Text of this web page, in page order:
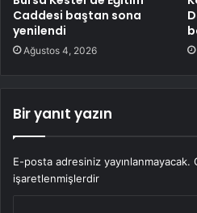
Caddesi baştan sona
yenilendi
Ağustos 4, 2026
Bir yanıt yazın
E-posta adresiniz yayınlanmayacak.
işaretlenmişlerdir